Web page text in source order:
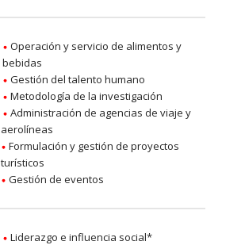
Operación y servicio de alimentos y
bebidas
Gestión del talento humano
Metodología de la investigación
Administración de agencias de viaje y
aerolíneas
Formulación y gestión de proyectos
turísticos
Gestión de eventos
Liderazgo e influencia social*